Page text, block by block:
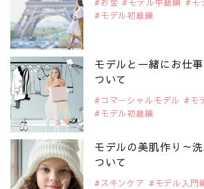
2019年9月29日
注目モデルを1名追加いたしました。
是非ご覧ください。
注目モデル 中条あやみさん
2019年9月29日
注目モデルを1名追加いたしました。
是非ご覧ください。
注目モデル 水原佑果さん
モデル初級編
モデルと一緒にお仕
ついて
コマーシャルモデル
モ
モデル初級編
モデルの美肌作り～
ついて
スキンケア モデル入門